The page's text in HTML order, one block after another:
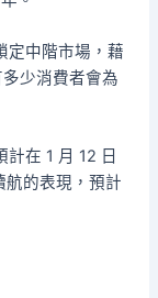
定中階市場，藉
少消費者會為
在 1 月 12 日
航的表現，預計